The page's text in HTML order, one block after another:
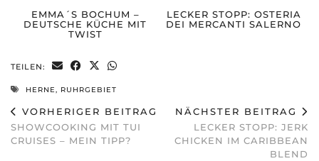
EMMA´S BOCHUM –
DEUTSCHE KÜCHE MIT
TWIST
LECKER STOPP: OSTERIA
DEI MERCANTI SALERNO
TEILEN:
HERNE, RUHRGEBIET
VORHERIGER BEITRAG
SHOWCOOKING MIT TUI
CRUISES – MEIN TIPP?
NÄCHSTER BEITRAG
LECKER STOPP: JERK
CHICKEN IM CARIBBEAN
BLEND